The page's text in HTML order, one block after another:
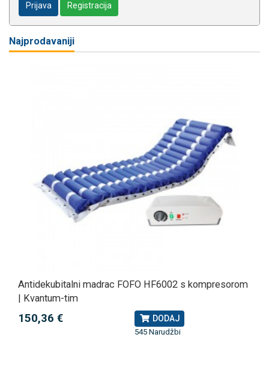
Prijava Registracija
Najprodavaniji
Antidekubitalni madrac FOFO HF6002 s kompresorom
| Kvantum-tim
150,36 € DODAJ
545 Narudžbi